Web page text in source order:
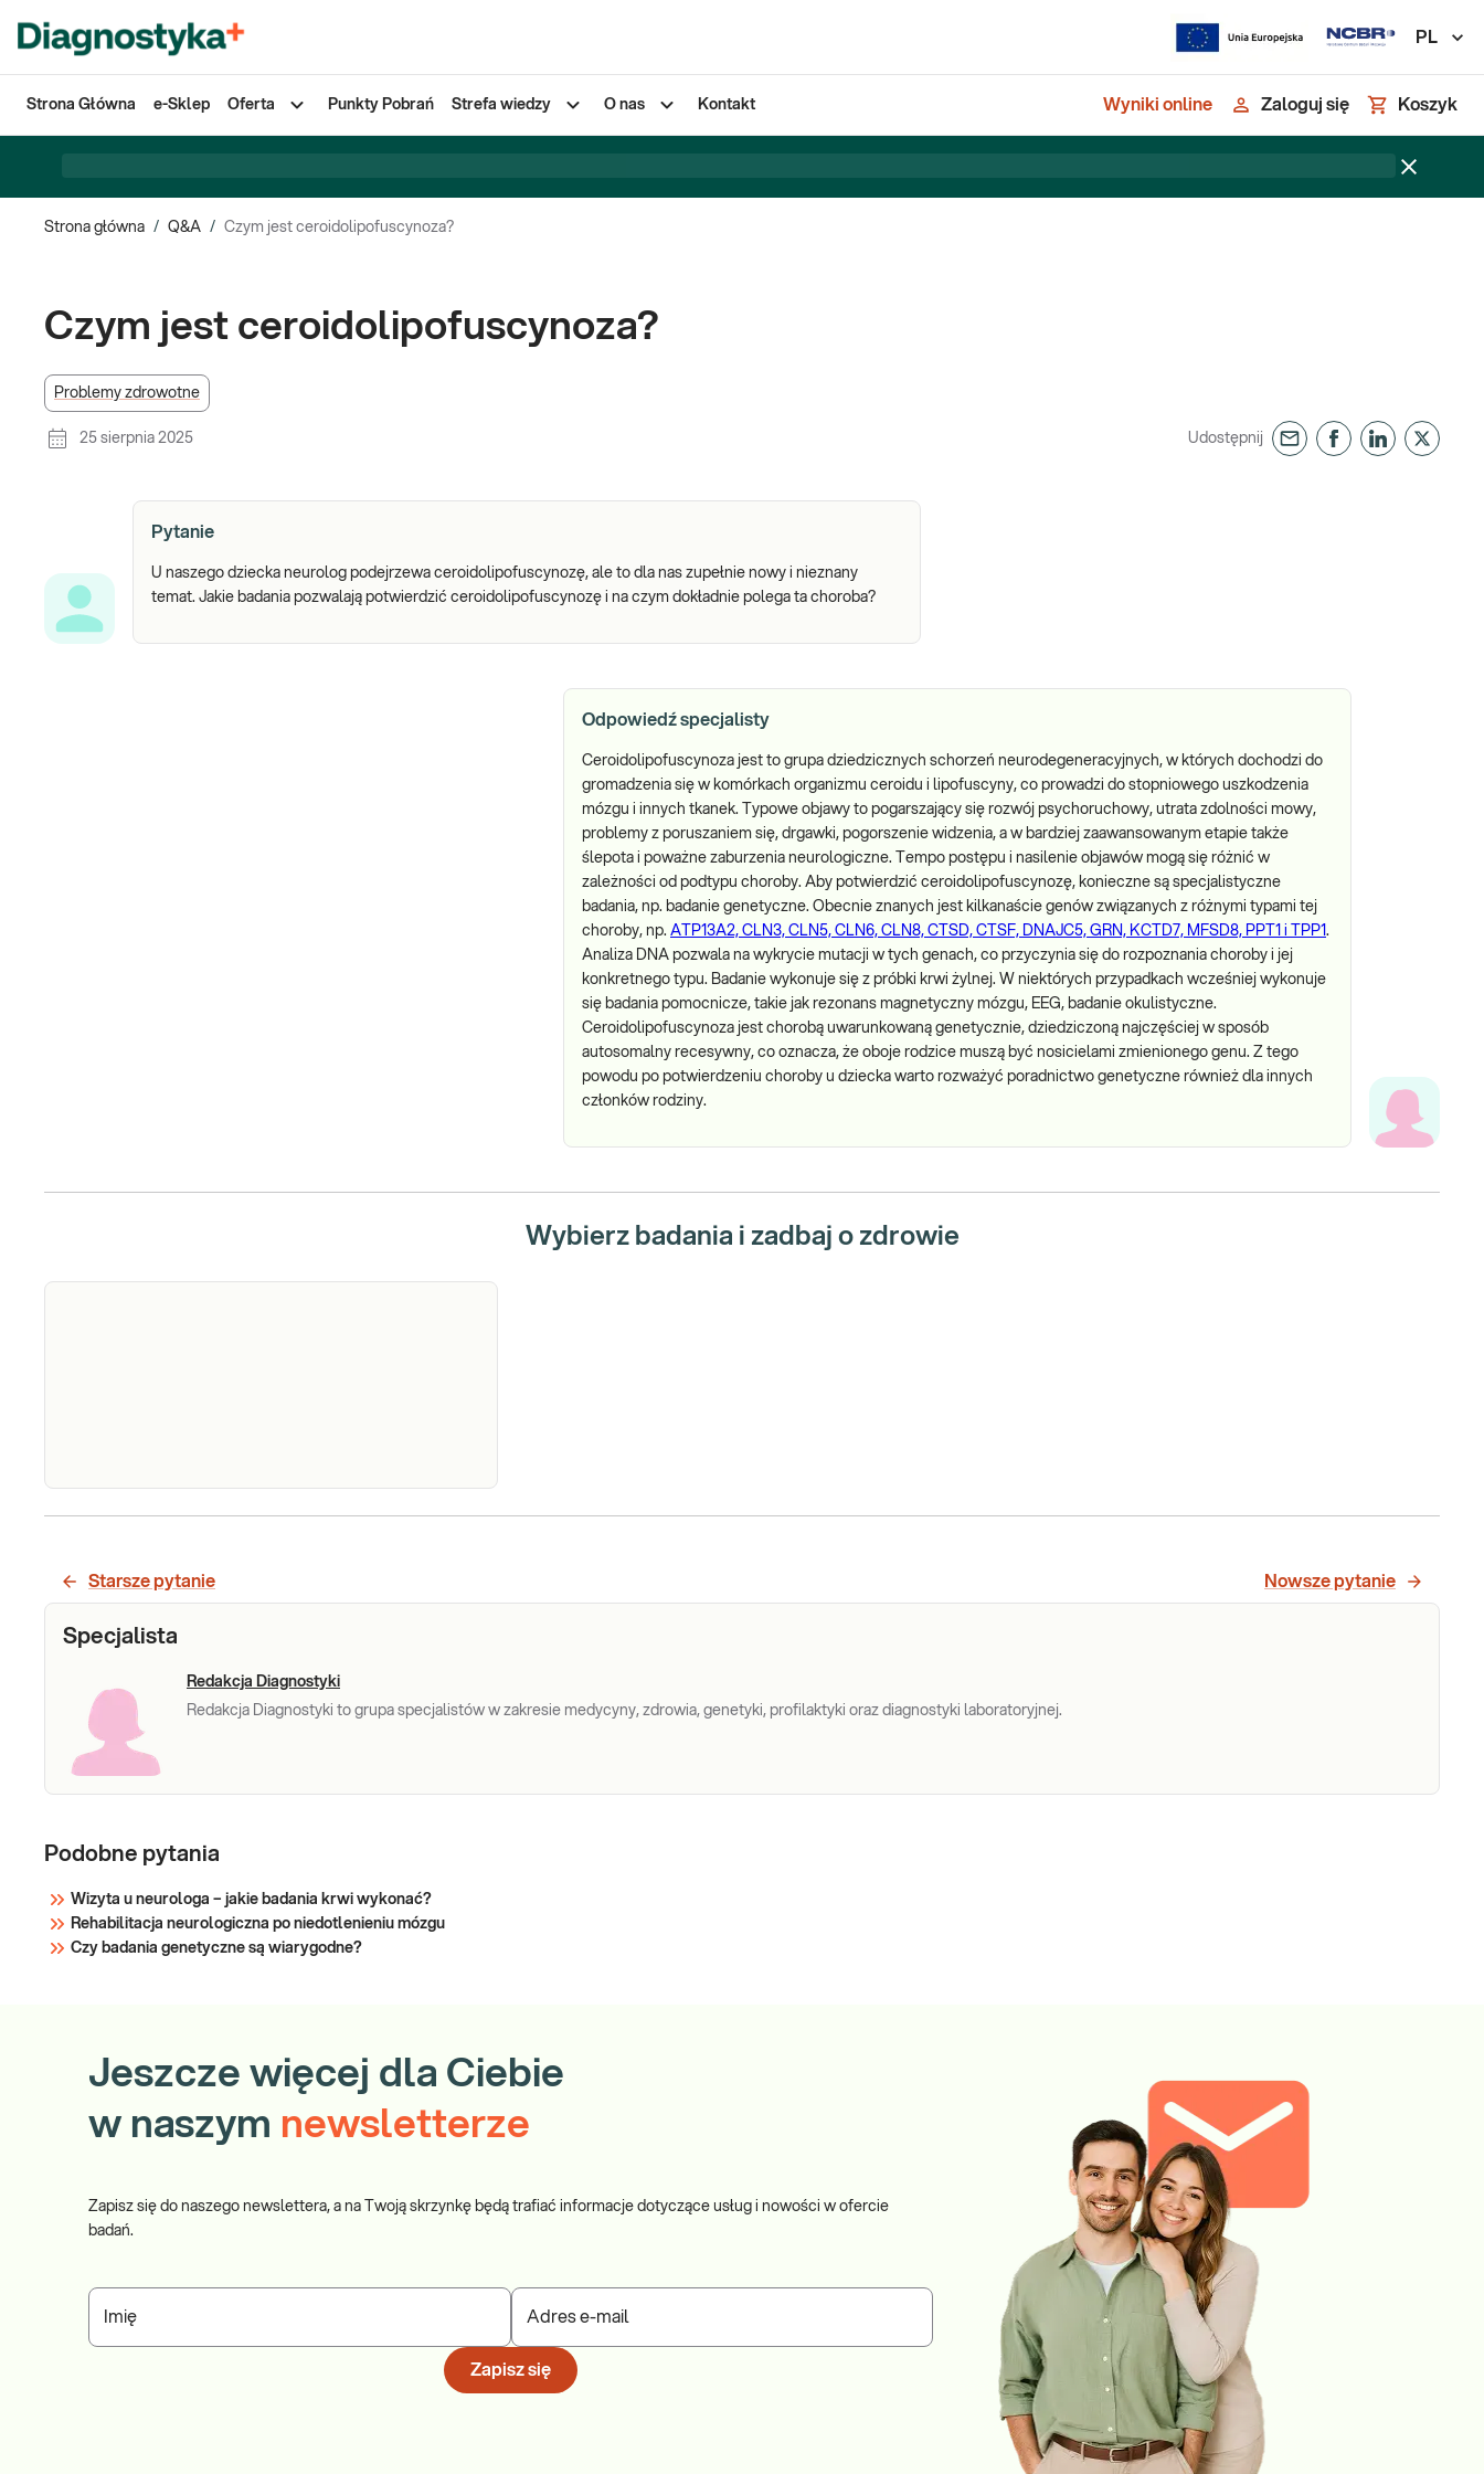
PL
Strona Główna e-Sklep Oferta Punkty Pobrań Strefa wiedzy O nas Kontakt Wyniki online Zaloguj się Koszyk
Strona główna / Q&A / Czym jest ceroidolipofuscynoza?
Czym jest ceroidolipofuscynoza?
Problemy zdrowotne
25 sierpnia 2025 Udostępnij
Pytanie
U naszego dziecka neurolog podejrzewa ceroidolipofuscynozę, ale to dla nas zupełnie nowy i nieznany
temat. Jakie badania pozwalają potwierdzić ceroidolipofuscynozę i na czym dokładnie polega ta choroba?
Odpowiedź specjalisty
Ceroidolipofuscynoza jest to grupa dziedzicznych schorzeń neurodegeneracyjnych, w których dochodzi do
gromadzenia się w komórkach organizmu ceroidu i lipofuscyny, co prowadzi do stopniowego uszkodzenia
mózgu i innych tkanek. Typowe objawy to pogarszający się rozwój psychoruchowy, utrata zdolności mowy,
problemy z poruszaniem się, drgawki, pogorszenie widzenia, a w bardziej zaawansowanym etapie także
ślepota i poważne zaburzenia neurologiczne. Tempo postępu i nasilenie objawów mogą się różnić w
zależności od podtypu choroby. Aby potwierdzić ceroidolipofuscynozę, konieczne są specjalistyczne
badania, np. badanie genetyczne. Obecnie znanych jest kilkanaście genów związanych z różnymi typami tej
choroby, np. ATP13A2, CLN3, CLN5, CLN6, CLN8, CTSD, CTSF, DNAJC5, GRN, KCTD7, MFSD8, PPT1 i TPP1.
Analiza DNA pozwala na wykrycie mutacji w tych genach, co przyczynia się do rozpoznania choroby i jej
konkretnego typu. Badanie wykonuje się z próbki krwi żylnej. W niektórych przypadkach wcześniej wykonuje
się badania pomocnicze, takie jak rezonans magnetyczny mózgu, EEG, badanie okulistyczne.
Ceroidolipofuscynoza jest chorobą uwarunkowaną genetycznie, dziedziczoną najczęściej w sposób
autosomalny recesywny, co oznacza, że oboje rodzice muszą być nosicielami zmienionego genu. Z tego
powodu po potwierdzeniu choroby u dziecka warto rozważyć poradnictwo genetyczne również dla innych
członków rodziny.
Wybierz badania i zadbaj o zdrowie
Ceroidolipofuscynoza. Analiza przesiewowa
CLN5, CLN6, CLN8, CTSD, CTSF, DNAJC5, GRN,
Starsze pytanie Nowsze pytanie
Specjalista
Redakcja Diagnostyki
Redakcja Diagnostyki to grupa specjalistów w zakresie medycyny, zdrowia, genetyki, profilaktyki oraz diagnostyki laboratoryjnej.
Podobne pytania
Wizyta u neurologa – jakie badania krwi wykonać?
Rehabilitacja neurologiczna po niedotlenieniu mózgu
Czy badania genetyczne są wiarygodne?
Jeszcze więcej dla Ciebie
w naszym newsletterze
Zapisz się do naszego newslettera, a na Twoją skrzynkę będą trafiać informacje dotyczące usług i nowości w ofercie
badań.
Imię Adres e-mail
Zapisz się